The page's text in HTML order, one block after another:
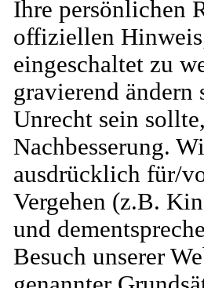
Ihre persönlichen
offiziellen
eingeschaltet zu
gravierend
Unrecht sein
Nachbesserung.
ausdrücklich für/
Vergehen (z.B.
und
Besuch unserer